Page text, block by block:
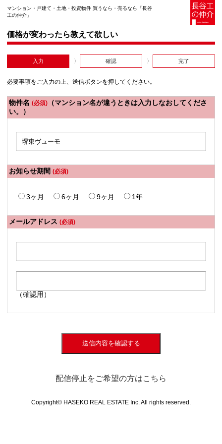
マンション・戸建て・土地・投資物件 買うなら・売るなら「長谷
工の仲介」
価格が変わったら教えて欲しい
入力 確認 完了
必要事項をご入力の上、送信ボタンを押してください。
物件名 (必須) （マンション名が違うときは入力しなおしてくださ
い。）
お知らせ期間 (必須)
3ヶ月 6ヶ月 9ヶ月 1年
メールアドレス (必須)
（確認用）
送信内容を確認する
配信停止をご希望の方はこちら
Copyright© HASEKO REAL ESTATE Inc. All rights reserved.